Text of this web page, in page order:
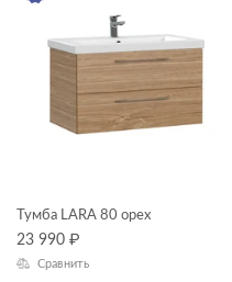
Тумба LARA 80 орех
23 990 ₽
Сравнить